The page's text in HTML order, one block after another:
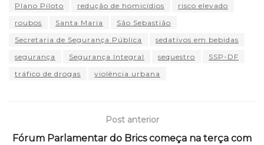
Plano Piloto
redução de homicídios
risco elevado
roubos
Santa Maria
São Sebastião
Secretaria de Segurança Pública
sedativos em bebidas
segurança
Segurança Integral sequestro
SSP-DF
tráfico de drogas
violência urbana
Post anterior
Fórum Parlamentar do Brics começa na terça com